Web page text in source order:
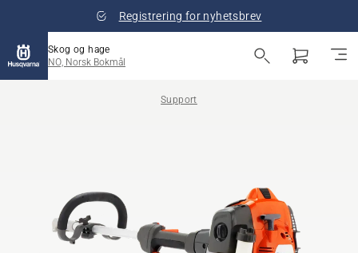
Registrering for nyhetsbrev
Skog og hage
NO, Norsk Bokmål
Support